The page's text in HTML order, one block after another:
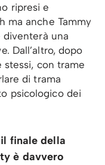
ripresi e
ma anche Tammy
una
Dall’altro, dopo
stessi, con trame
di trama
psicologico dei
finale della
è davvero